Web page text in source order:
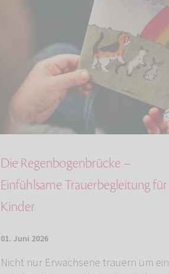
Die Regenbogenbrücke –
Einfühlsame Trauerbegleitung für
Kinder
01. Juni 2026
Nicht nur Erwachsene trauern um ein